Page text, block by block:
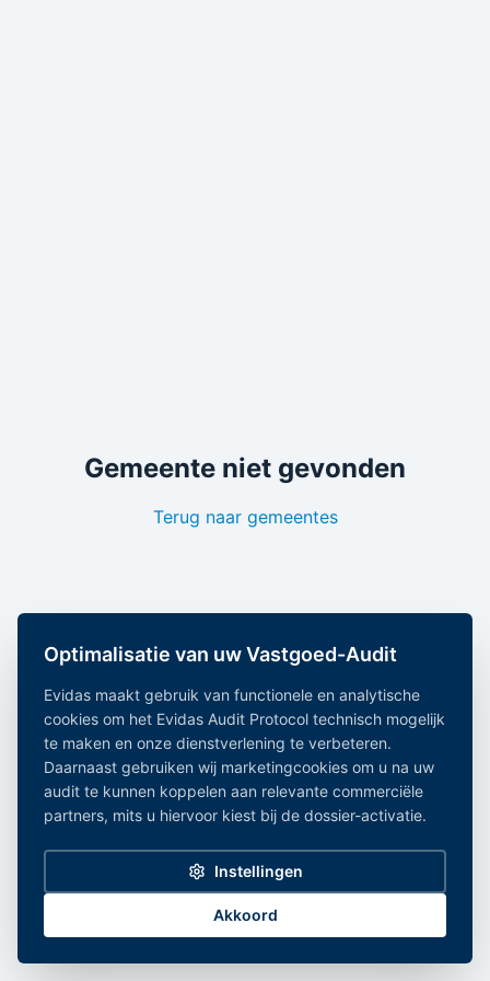
Gemeente niet gevonden
Terug naar gemeentes
Optimalisatie van uw Vastgoed-Audit
Evidas maakt gebruik van functionele en analytische
cookies om het Evidas Audit Protocol technisch mogelijk
te maken en onze dienstverlening te verbeteren.
Daarnaast gebruiken wij marketingcookies om u na uw
audit te kunnen koppelen aan relevante commerciële
partners, mits u hiervoor kiest bij de dossier-activatie.
Instellingen
Akkoord